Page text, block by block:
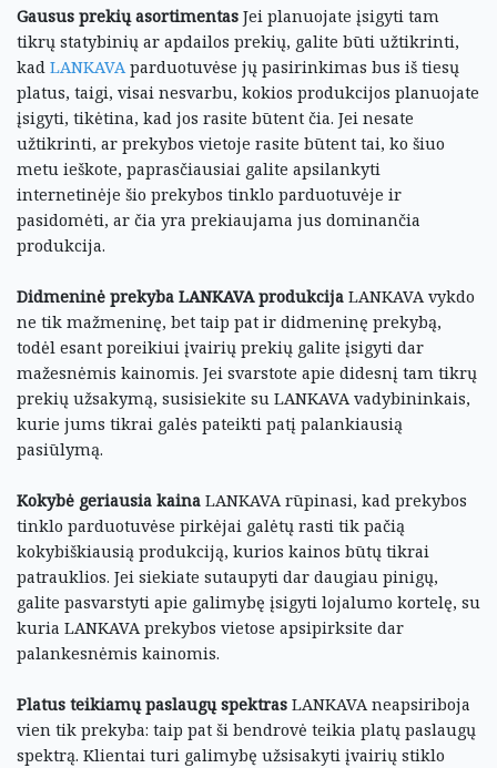
Gausus prekių asortimentas Jei planuojate įsigyti tam
tikrų statybinių ar apdailos prekių, galite būti užtikrinti,
kad LANKAVA parduotuvėse jų pasirinkimas bus iš tiesų
platus, taigi, visai nesvarbu, kokios produkcijos planuojate
įsigyti, tikėtina, kad jos rasite būtent čia. Jei nesate
užtikrinti, ar prekybos vietoje rasite būtent tai, ko šiuo
metu ieškote, paprasčiausiai galite apsilankyti
internetinėje šio prekybos tinklo parduotuvėje ir
pasidomėti, ar čia yra prekiaujama jus dominančia
produkcija.
Didmeninė prekyba LANKAVA produkcija LANKAVA vykdo
ne tik mažmeninę, bet taip pat ir didmeninę prekybą,
todėl esant poreikiui įvairių prekių galite įsigyti dar
mažesnėmis kainomis. Jei svarstote apie didesnį tam tikrų
prekių užsakymą, susisiekite su LANKAVA vadybininkais,
kurie jums tikrai galės pateikti patį palankiausią
pasiūlymą.
Kokybė geriausia kaina LANKAVA rūpinasi, kad prekybos
tinklo parduotuvėse pirkėjai galėtų rasti tik pačią
kokybiškiausią produkciją, kurios kainos būtų tikrai
patrauklios. Jei siekiate sutaupyti dar daugiau pinigų,
galite pasvarstyti apie galimybę įsigyti lojalumo kortelę, su
kuria LANKAVA prekybos vietose apsipirksite dar
palankesnėmis kainomis.
Platus teikiamų paslaugų spektras LANKAVA neapsiriboja
vien tik prekyba: taip pat ši bendrovė teikia platų paslaugų
spektrą. Klientai turi galimybę užsisakyti įvairių stiklo